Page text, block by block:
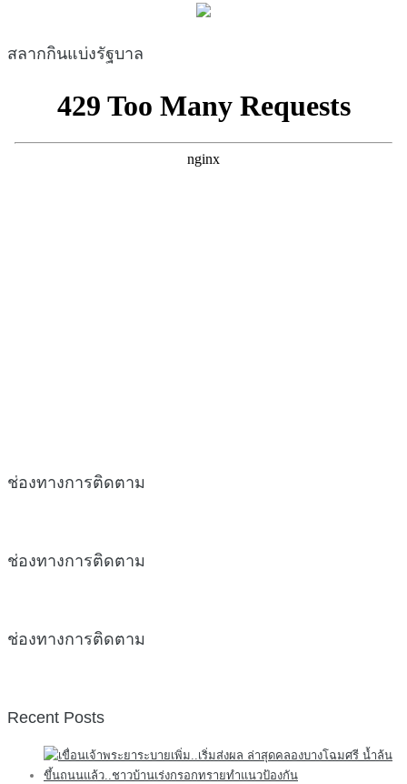
สลากกินแบ่งรัฐบาล
ช่องทางการติดตาม
ช่องทางการติดตาม
ช่องทางการติดตาม
Recent Posts